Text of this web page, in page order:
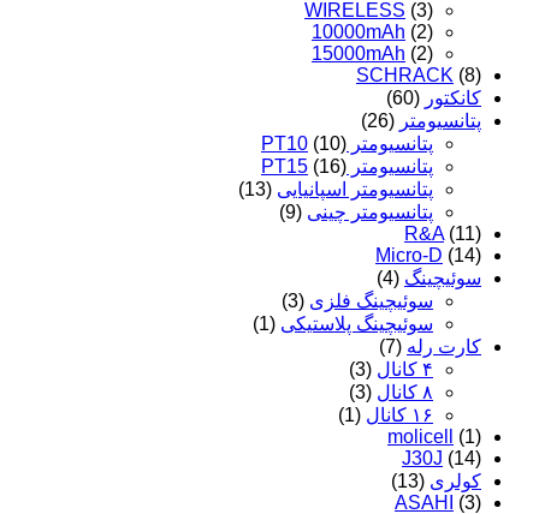
WIRELESS (3)
10000mAh (2)
15000mAh (2)
SCHRACK (8)
کانکتور (60)
پتانسیومتر (26)
پتانسیومتر PT10 (10)
پتانسیومتر PT15 (16)
پتانسیومتر اسپانیایی (13)
پتانسیومتر چینی (9)
R&A (11)
Micro-D (14)
سوئیچینگ (4)
سوئیچینگ فلزی (3)
سوئیچینگ پلاستیکی (1)
کارت رله (7)
۴ کانال
(3)
۸ کانال
(3)
۱۶ کانال
(1)
molicell
(1)
J30J (14)
کولری (13)
ASAHI
(3)